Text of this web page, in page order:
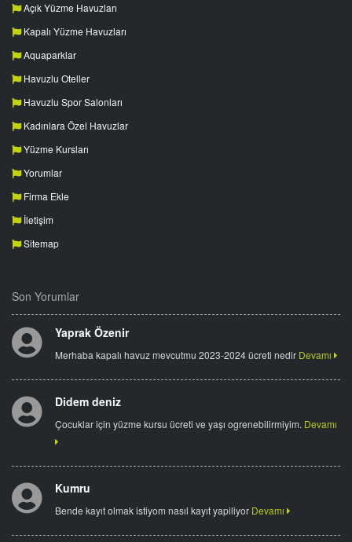
Açık Yüzme Havuzları
Kapalı Yüzme Havuzları
Aquaparklar
Havuzlu Oteller
Havuzlu Spor Salonları
Kadınlara Özel Havuzlar
Yüzme Kursları
Yorumlar
Firma Ekle
İletişim
Sitemap
Son Yorumlar
Yaprak Özenir
Merhaba kapalı havuz mevcutmu 2023-2024 ücreti nedir Devamı
Didem deniz
Çocuklar için yüzme kursu ücreti ve yaşı ogrenebilirmiyim. Devamı
Kumru
Bende kayıt olmak istiyom nasıl kayıt yapiliyor Devamı